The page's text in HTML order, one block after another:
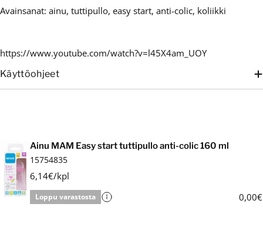
Avainsanat: ainu, tuttipullo, easy start, anti-colic, koliikki
https://www.youtube.com/watch?v=l45X4am_UOY
Käyttöohjeet
OstoskoriAinu MAM Easy start tuttipullo anti-colic 160 ml
15754835
6,14€/kpl
Loppu varastosta 0,00€